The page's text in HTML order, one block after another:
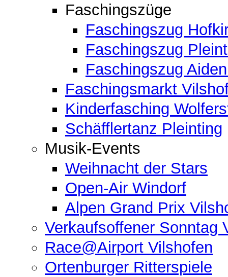
Faschingszüge
Faschingszug
Faschingszug
Faschingszug
Faschingsmarkt
Kinderfasching
Schäfflertanz Pleinting
Musik-Events
Weihnacht der Stars
Open-Air Windorf
Alpen Grand Prix
Verkaufsoffener Sonntag
Race@Airport Vilshofen
Ortenburger Ritterspiele